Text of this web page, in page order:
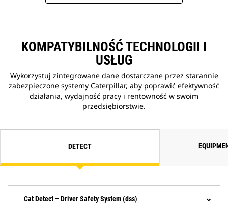
KOMPATYBILNOŚĆ TECHNOLOGII I
USŁUG
Wykorzystuj zintegrowane dane dostarczane przez starannie
zabezpieczone systemy Caterpillar, aby poprawić efektywność
działania, wydajność pracy i rentowność w swoim
przedsiębiorstwie.
DETECT
Cat Detect – Driver Safety System (dss)